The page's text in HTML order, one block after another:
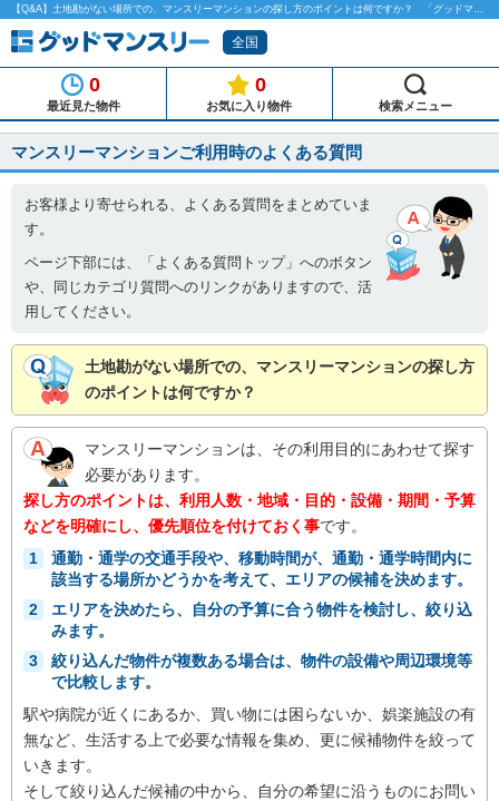
【Q&A】土地勘がない場所での、マンスリーマンションの探し方のポイントは何ですか？ 「グッドマンスリー」
全国
0
最近見た物件
0
お気に入り物件 検索メニュー
マンスリーマンションご利用時のよくある質問
お客様より寄せられる、よくある質問をまとめていま
す。
ページ下部には、「よくある質問トップ」へのボタン
や、同じカテゴリ質問へのリンクがありますので、活
用してください。
土地勘がない場所での、マンスリーマンションの探し方
のポイントは何ですか？
マンスリーマンションは、その利用目的にあわせて探す
必要があります。
探し方のポイントは、利用人数・地域・目的・設備・期間・予算
などを明確にし、優先順位を付けておく事です。
1
通勤・通学の交通手段や、移動時間が、通勤・通学時間内に
該当する場所かどうかを考えて、エリアの候補を決めます。
2
エリアを決めたら、自分の予算に合う物件を検討し、絞り込
みます。
3
絞り込んだ物件が複数ある場合は、物件の設備や周辺環境等
で比較します。
駅や病院が近くにあるか、買い物には困らないか、娯楽施設の有
無など、生活する上で必要な情報を集め、更に候補物件を絞って
いきます。
そして絞り込んだ候補の中から、自分の希望に沿うものにお問い